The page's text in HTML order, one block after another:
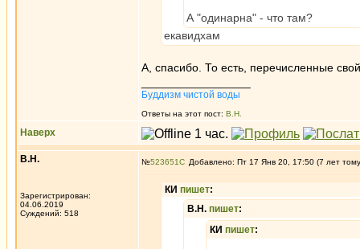
А "одинарна" - что там?
екавидхам
А, спасибо. То есть, перечисленные
Буддизм чистой воды
Ответы на этот пост: В.Н.
Наверх
В.Н.
Зарегистрирован:
04.06.2019
Суждений: 518
№523651 Добавлено: Пт 17 Янв 20, 17:50 (7 лет
КИ пишет:
В.Н. пишет:
КИ пишет: